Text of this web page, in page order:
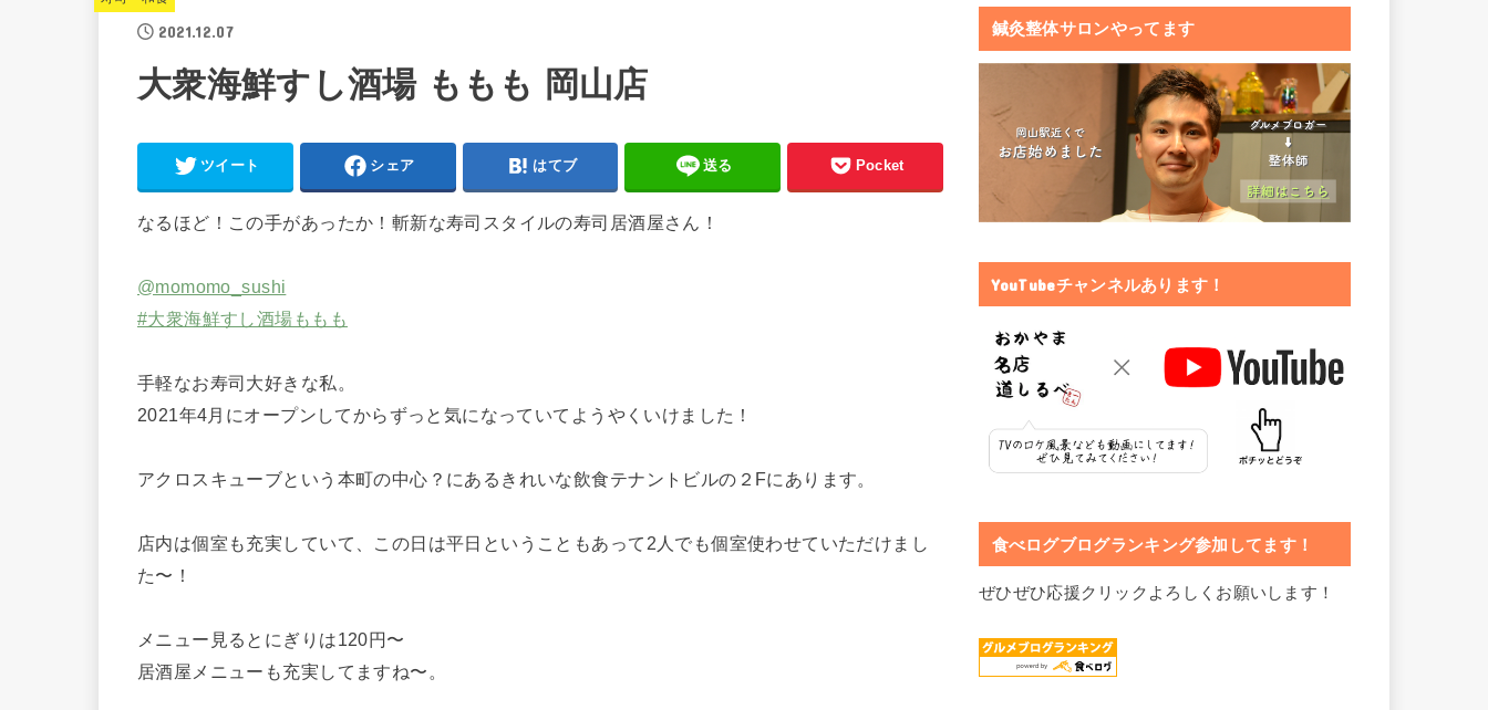
2021.12.07
大衆海鮮すし酒場 ももも 岡山店
ツイート シェア はてブ 送る Pocket
なるほど！この手があったか！斬新な寿司スタイルの寿司居酒屋さん！
@momomo_sushi
#大衆海鮮すし酒場ももも
手軽なお寿司大好きな私。
2021年4月にオープンしてからずっと気になっていてようやくいけました！
アクロスキューブという本町の中心？にあるきれいな飲食テナントビルの２Fにあります。
店内は個室も充実していて、この日は平日ということもあって2人でも個室使わせていただけまし
た〜！
メニュー見るとにぎりは120円〜
居酒屋メニューも充実してますね〜。
鍼灸整体サロンやってます
YouTubeチャンネルあります！
食べログブログランキング参加してます！
ぜひぜひ応援クリックよろしくお願いします！